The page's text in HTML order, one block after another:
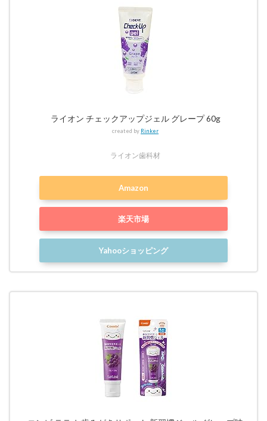
ライオン チェックアップジェル グレープ 60g
created by Rinker
ライオン歯科材
Amazon
楽天市場
Yahooショッピング